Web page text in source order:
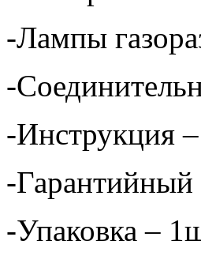
-Лампы
-
-Инструкция
-
-Упаковка –